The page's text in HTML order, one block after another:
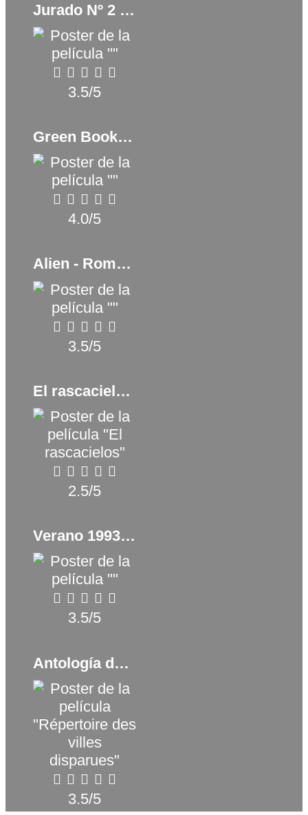
Jurado Nº 2 (2024)
3.5/5
Green Book (2018)
4.0/5
Alien - Romulus (2024)
3.5/5
El rascacielos (2018)
2.5/5
Verano 1993 (2017)
3.5/5
Antología de un pueblo fantasma (2019)
3.5/5